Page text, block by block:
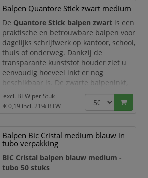
transparante houder waarmee u
eenvoudig het inktniveau kunt
controleren. De geve
Balpen Quantore Stick zwart medium
De Quantore Stick balpen zwart is een
praktische en betrouwbare balpen voor
dagelijks schrijfwerk op kantoor, school,
thuis of onderweg. Dankzij de
transparante kunststof houder ziet u
eenvoudig hoeveel inkt er nog
beschikbaar is. De zwarte balpeninkt,
medium schrijfpunt en schrijfbreedte
van0,7 mmzorgen voor een vloeiend,
duidelijk en professioneel
Ideaal voor dagelijks gebruik
De Quantore Stick balpen is ontworpen
voor
excl. BTW per Stuk
€ 0,19 incl. 21% BTW
Balpen Bic Cristal medium blauw in
tubo verpakking
BIC Cristal balpen blauw medium -
tubo 50 stuks